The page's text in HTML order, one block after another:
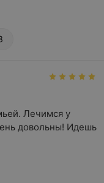
Лечимся у
довольны! Идешь